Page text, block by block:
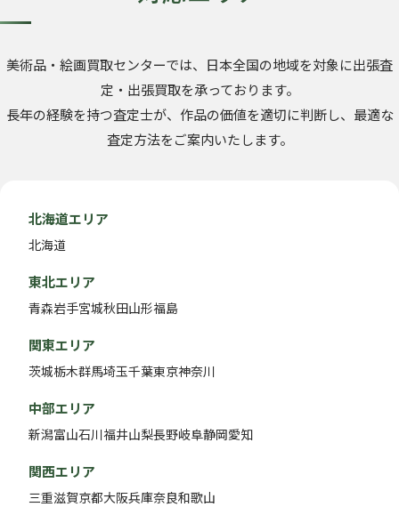
美術品・絵画買取センターでは、日本全国の地域を対象に出張査
定・出張買取を承っております。
長年の経験を持つ査定士が、作品の価値を適切に判断し、最適な
査定方法をご案内いたします。
北海道エリア
北海道
東北エリア
青森岩手宮城秋田山形福島
関東エリア
茨城栃木群馬埼玉千葉東京神奈川
中部エリア
新潟富山石川福井山梨長野岐阜静岡愛知
関西エリア
三重滋賀京都大阪兵庫奈良和歌山